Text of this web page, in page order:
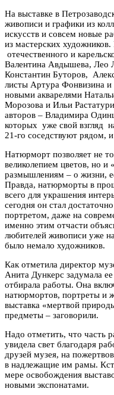
На выставке в
живописи и графики из
искусств и совсем новые
из мастерских
отечественного и
Валентина Авдышева, Лео
Константин Буторов,
листы Артура Фонвизина и
новыми акварелями
Морозова и Ильи
авторов – Владимира
которых уже свой взгляд
21-го соседствуют рядом,
Натюрморт позволяет не
великолепием цветов, но и
размышлениям – о жизни,
Правда, натюрморты в
всего для украшения
сегодня он стал
портретом, даже на
именно этим отчасти
любителей живописи уже
было немало художников.
Как отметила директор
Анита Дункерс задумала
отбирала работы. Она
натюрмортов, портреты и
выставка «мертвой
предметы – заговорили.
Надо отметить, что часть
увидела свет благодаря
друзей музея, на
в надлежащие им рамы.
мере освобождения
новыми экспонатами.